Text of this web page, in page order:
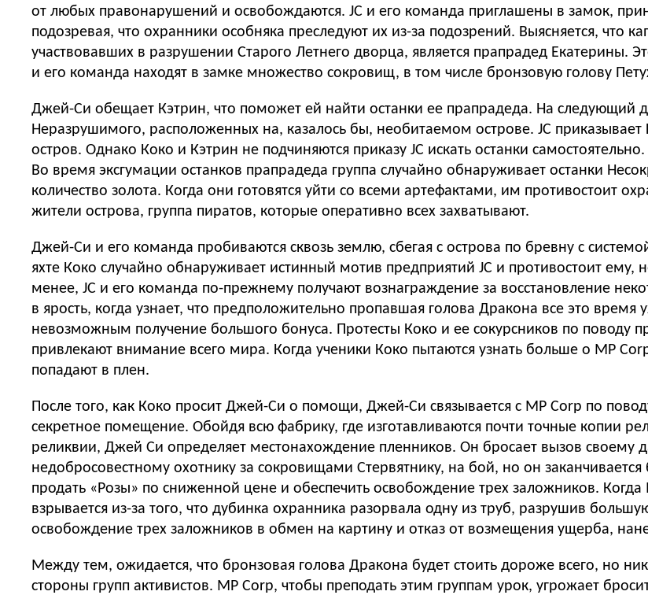
от любых правонарушений и освобождаются. JC и его команда приглашены в замок,
подозревая, что охранники особняка преследуют их из-за подозрений. Выясняется, что
участвовавших в разрушении Старого Летнего дворца, является прапрадед Екатерины.
и его команда находят в замке множество сокровищ, в том числе бронзовую голову
Джей-Си обещает Кэтрин, что поможет ей найти останки ее прапрадеда. На следующий
Неразрушимого, расположенных на, казалось бы, необитаемом острове. JC приказывает
остров. Однако Коко и Кэтрин не подчиняются приказу JC искать останки
Во время эксгумации останков прапрадеда группа случайно обнаруживает останки
количество золота. Когда они готовятся уйти со всеми артефактами, им противостоит
жители острова, группа пиратов, которые оперативно всех захватывают.
Джей-Си и его команда пробиваются сквозь землю, сбегая с острова по бревну с
яхте Коко случайно обнаруживает истинный мотив предприятий JC и противостоит ему,
менее, JC и его команда по-прежнему получают вознаграждение за восстановление
в ярость, когда узнает, что предположительно пропавшая голова Дракона все это время
невозможным получение большого бонуса. Протесты Коко и ее сокурсников по поводу
привлекают внимание всего мира. Когда ученики Коко пытаются узнать больше о MP
попадают в плен.
После того, как Коко просит Джей-Си о помощи, Джей-Си связывается с MP Corp по
секретное помещение. Обойдя всю фабрику, где изготавливаются почти точные копии
реликвии, Джей Си определяет местонахождение пленников. Он бросает вызов своему
недобросовестному охотнику за сокровищами Стервятнику, на бой, но он заканчивается
продать «Розы» по сниженной цене и обеспечить освобождение трех заложников. Когда
взрывается из-за того, что дубинка охранника разорвала одну из труб, разрушив
освобождение трех заложников в обмен на картину и отказ от возмещения ущерба,
Между тем, ожидается, что бронзовая голова Дракона будет стоить дороже всего, но
стороны групп активистов. MP Corp, чтобы преподать этим группам урок, угрожает